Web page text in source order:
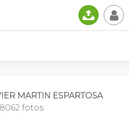
📤 👤
MARTIN ESPARTOSA
8062 fotos